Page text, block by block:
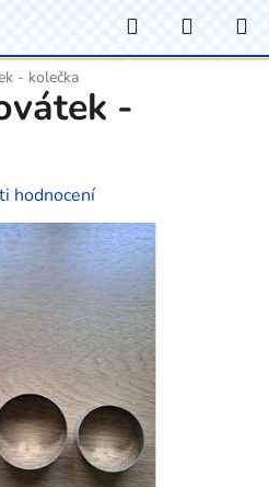
Hledat
KOŠÍK
- kolečka
-
hodnocení